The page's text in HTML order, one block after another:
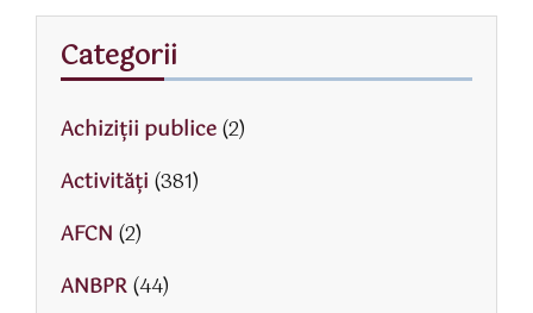
Categorii
Achiziții publice(2)
Activităţi (381)
AFCN (2)
ANBPR(44)